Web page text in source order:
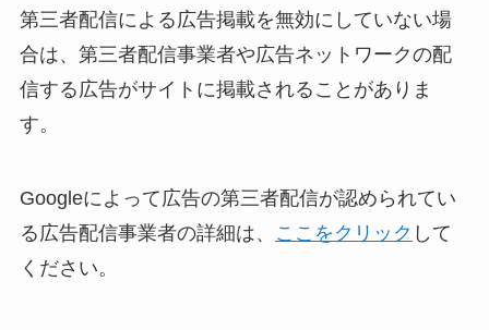
第三者配信による広告掲載を無効にしていない場
合は、第三者配信事業者や広告ネットワークの配
信する広告がサイトに掲載されることがありま
す。
Googleによって広告の第三者配信が認められてい
る広告配信事業者の詳細は、
ここをクリック して
ください。